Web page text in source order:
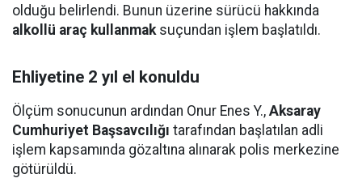
olduğu belirlendi. Bunun üzerine sürücü hakkında
alkollü araç kullanmaksuçundan işlem başlatıldı.
Ehliyetine 2 yıl el konuldu
Ölçüm sonucunun ardından Onur Enes Y., Aksaray
Cumhuriyet Başsavcılığı tarafından başlatılan adli
işlem kapsamında gözaltına alınarak polis merkezine
götürüldü.